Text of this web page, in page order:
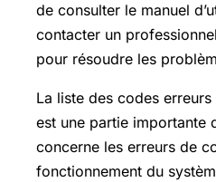
de consulter le manuel
contacter un
pour résoudre les
La liste des codes
est une partie importante
concerne les erreurs de
fonctionnement du